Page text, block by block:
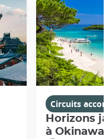
Circuits
Horizons
à Okinawa